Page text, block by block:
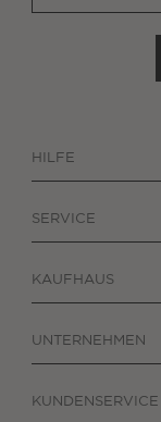
HILFE
SERVICE
KAUFHAUS
UNTERNEHMEN
KUNDENSERVICE